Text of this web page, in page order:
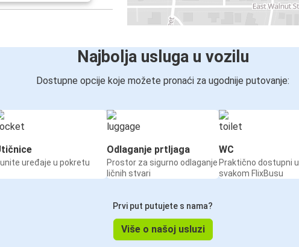
Najbolja usluga u vozilu
Dostupne opcije koje možete pronaći za ugodnije putovanje:
uređaje u pokretu
Odlaganje prtljaga
Prostor za sigurno odlaganje
ličnih stvari
WC
Praktično dostupni u
svakom FlixBusu
Prvi put putujete s nama?
Više o našoj usluzi